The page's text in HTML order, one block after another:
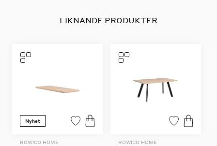
LIKNANDE PRODUKTER
Nyhet
ROWICO HOME ROWICO HOME